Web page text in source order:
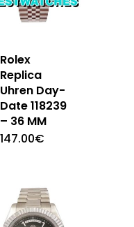
Rolex
Replica
Uhren Day-
Date 118239
– 36 MM
147.00€